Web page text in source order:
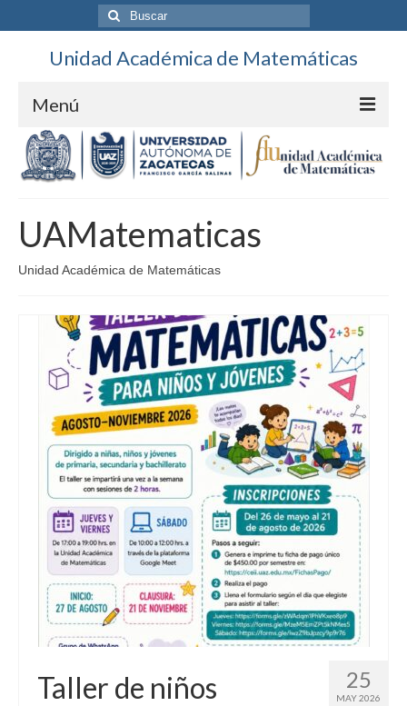
Buscar
por:
Unidad Académica de Matemáticas
Menú
Contacto
Unidad
Personal
Calendario
DES Ciencias Básicas
Biblioteca Virtual
Normatividad
Reglamentos
Informes Anuales
Planes de Desarrollo
Bolsa de Trabajo
Sistemas
SIIAF
UAMatematicas
Unidad Académica de Matemáticas
25
MAY 2026
Taller de niños